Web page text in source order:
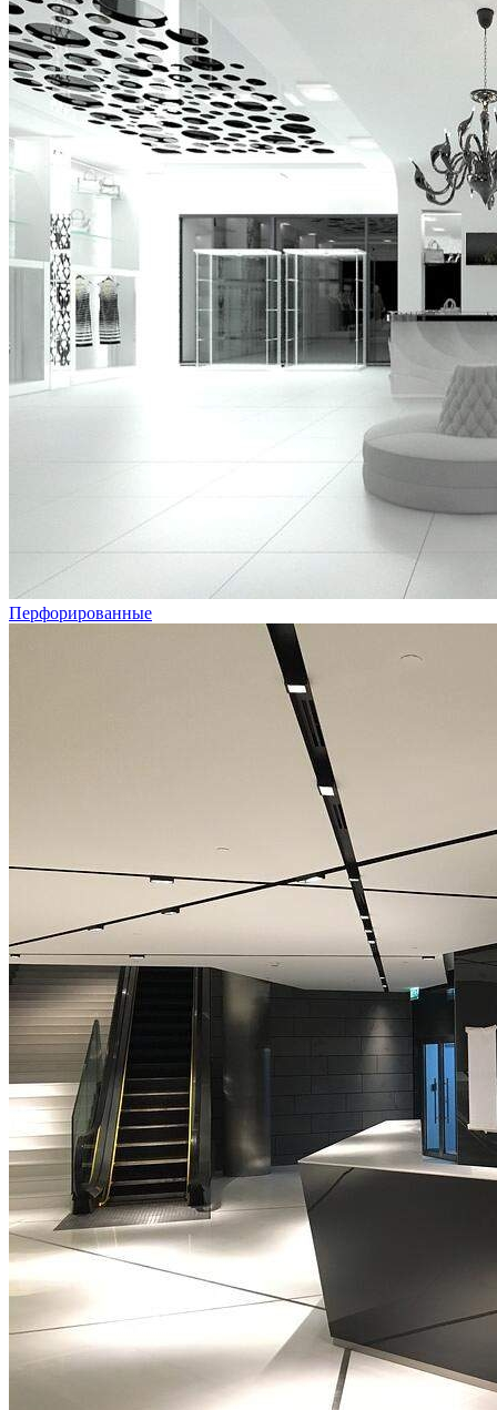
Перфорированные